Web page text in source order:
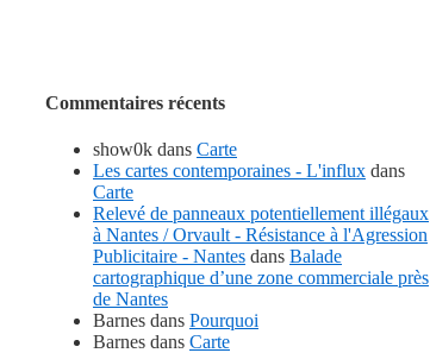
Commentaires récents
show0k dans Carte
Les cartes contemporaines - L'influx dans
Carte
Relevé de panneaux potentiellement illégaux
à Nantes / Orvault - Résistance à l'Agression
Publicitaire - Nantes dans Balade
cartographique d’une zone commerciale près
de Nantes
Barnes dans Pourquoi
Barnes dans Carte